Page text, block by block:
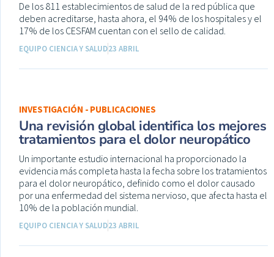
De los 811 establecimientos de salud de la red pública que
deben acreditarse, hasta ahora, el 94% de los hospitales y el
17% de los CESFAM cuentan con el sello de calidad.
EQUIPO CIENCIA Y SALUD23 ABRIL
INVESTIGACIÓN - PUBLICACIONES
Una revisión global identifica los mejores
tratamientos para el dolor neuropático
Un importante estudio internacional ha proporcionado la
evidencia más completa hasta la fecha sobre los tratamientos
para el dolor neuropático, definido como el dolor causado
por una enfermedad del sistema nervioso, que afecta hasta el
10% de la población mundial.
EQUIPO CIENCIA Y SALUD23 ABRIL